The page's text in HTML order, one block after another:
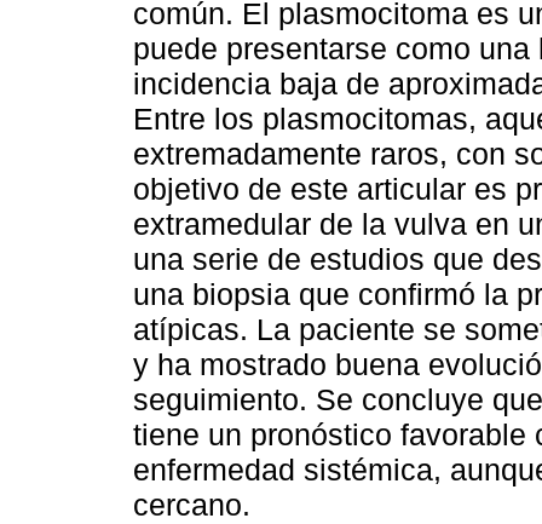
común. El plasmocitoma es
puede presentarse como
incidencia baja de
Entre los plasmocitomas,
extremadamente raros, con
objetivo de este articular es
extramedular de la vulva en
una serie de estudios que
una biopsia que confirmó la
atípicas. La paciente se
y ha mostrado buena
seguimiento. Se concluye
tiene un pronóstico favorable
enfermedad sistémica,
cercano.